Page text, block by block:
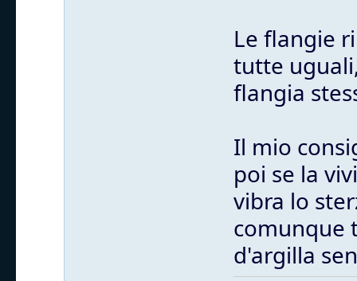
Le flangie
tutte
flangia
Il mio
poi se la
vibra lo
comunque
d'argilla